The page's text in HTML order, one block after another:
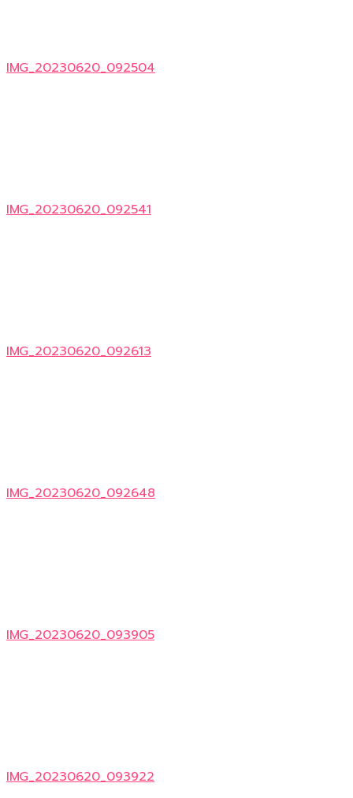
IMG_20230620_092504
IMG_20230620_092541
IMG_20230620_092613
IMG_20230620_092648
IMG_20230620_093905
IMG_20230620_093922